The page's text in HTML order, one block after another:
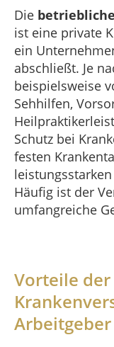
Die
ist eine private
ein
abschließt. Je
beispielsweise
Sehhilfen,
Schutz bei
festen
Häufig ist der
umfangreiche
Vorteile
Arbeitgeber